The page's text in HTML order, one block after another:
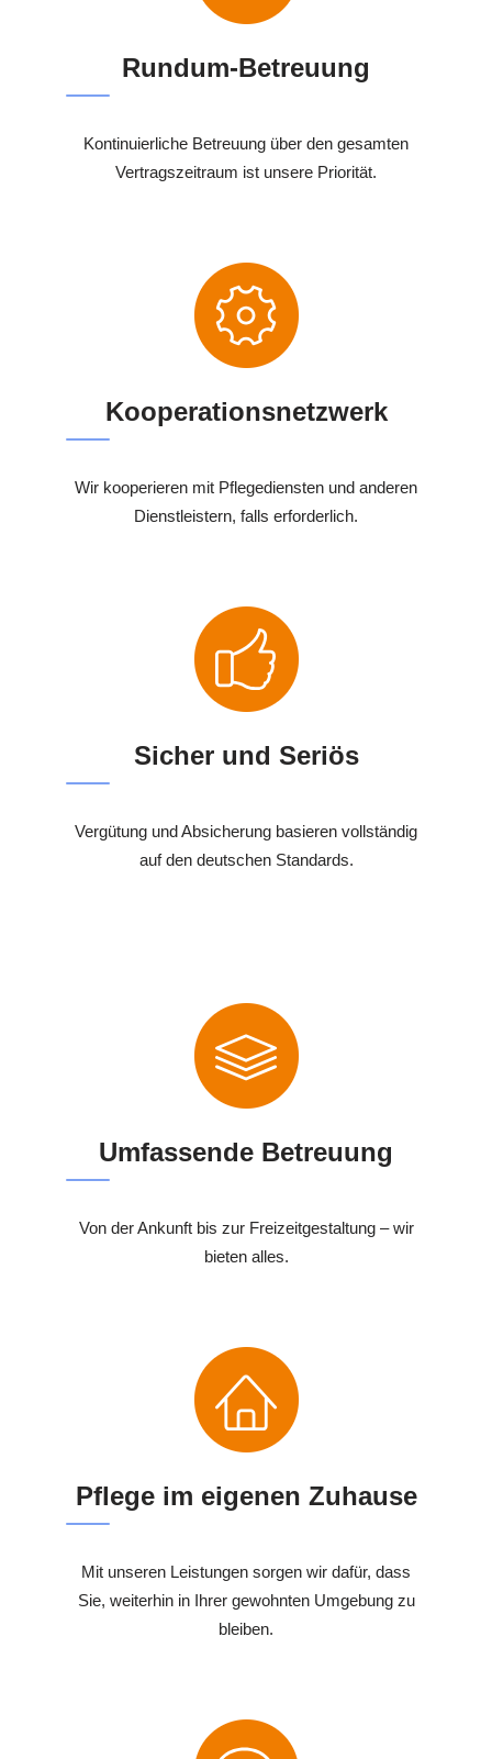
Rundum-Betreuung
Kontinuierliche Betreuung über den gesamten
Vertragszeitraum ist unsere Priorität.
Kooperationsnetzwerk
Wir kooperieren mit Pflegediensten und anderen
Dienstleistern, falls erforderlich.
Sicher und Seriös
Vergütung und Absicherung basieren vollständig
auf den deutschen Standards.
Umfassende Betreuung
Von der Ankunft bis zur Freizeitgestaltung – wir
bieten alles.
Pflege im eigenen Zuhause
Mit unseren Leistungen sorgen wir dafür, dass
Sie, weiterhin in Ihrer gewohnten Umgebung zu
bleiben.